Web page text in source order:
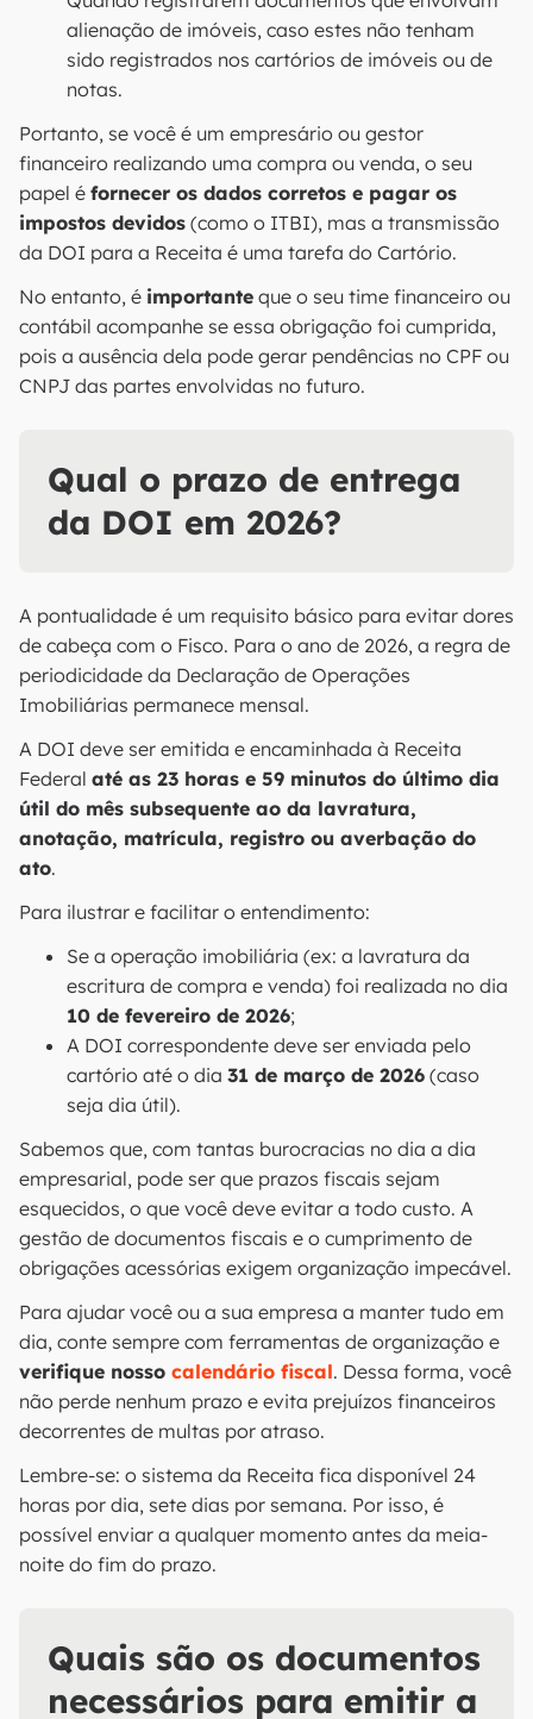
alienação de imóveis, caso estes não tenham
sido registrados nos cartórios de imóveis ou de
notas.
Portanto, se você é um empresário ou gestor
financeiro realizando uma compra ou venda, o seu
papel é fornecer os dados corretos e pagar os
impostos devidos (como o ITBI), mas a transmissão
da DOI para a Receita é uma tarefa do Cartório.
No entanto, é importante que o seu time financeiro ou
contábil acompanhe se essa obrigação foi cumprida,
pois a ausência dela pode gerar pendências no CPF ou
CNPJ das partes envolvidas no futuro.
Qual o prazo de entrega
da DOI em 2026?
A pontualidade é um requisito básico para evitar dores
de cabeça com o Fisco. Para o ano de 2026, a regra de
periodicidade da Declaração de Operações
Imobiliárias permanece mensal.
A DOI deve ser emitida e encaminhada à Receita
Federal até as 23 horas e 59 minutos do último dia
útil do mês subsequente ao da lavratura,
anotação, matrícula, registro ou averbação do
ato.
Para ilustrar e facilitar o entendimento:
Se a operação imobiliária (ex: a lavratura da
escritura de compra e venda) foi realizada no dia
10 de fevereiro de 2026;
A DOI correspondente deve ser enviada pelo
cartório até o dia 31 de março de 2026 (caso
seja dia útil).
Sabemos que, com tantas burocracias no dia a dia
empresarial, pode ser que prazos fiscais sejam
esquecidos, o que você deve evitar a todo custo. A
gestão de documentos fiscais e o cumprimento de
obrigações acessórias exigem organização impecável.
Para ajudar você ou a sua empresa a manter tudo em
dia, conte sempre com ferramentas de organização e
verifique nosso calendário fiscal. Dessa forma, você
não perde nenhum prazo e evita prejuízos financeiros
decorrentes de multas por atraso.
Lembre-se: o sistema da Receita fica disponível 24
horas por dia, sete dias por semana. Por isso, é
possível enviar a qualquer momento antes da meia-
noite do fim do prazo.
Quais são os documentos
necessários para emitir a